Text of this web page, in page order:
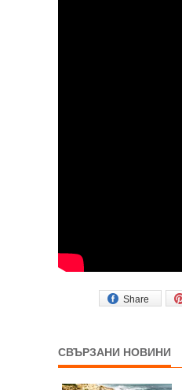
Share
СВЪРЗАНИ НОВИНИ